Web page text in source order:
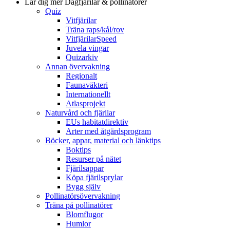
Quiz
Vitfjärilar
Träna raps/kål/rov
VitfjärilarSpeed
Juvela vingar
Quizarkiv
Annan övervakning
Regionalt
Faunaväkteri
Internationellt
Atlasprojekt
Naturvård och fjärilar
EUs habitatdirektiv
Arter med åtgärdsprogram
Böcker, appar, material och länktips
Boktips
Resurser på nätet
Fjärilsappar
Köpa fjärilsprylar
Bygg själv
Pollinatörsövervakning
Träna på pollinatörer
Blomflugor
Humlor